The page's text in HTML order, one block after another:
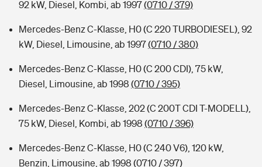
92 kW, Diesel, Kombi, ab 1997(0710 / 379)
Mercedes-Benz C-Klasse, H0 (C 220 TURBODIESEL), 92
kW, Diesel, Limousine, ab 1997(0710 / 380)
Mercedes-Benz C-Klasse, H0 (C 200 CDI), 75 kW,
Diesel, Limousine, ab 1998 (0710 / 395)
Mercedes-Benz C-Klasse, 202 (C 200T CDI T-MODELL),
75 kW, Diesel, Kombi, ab 1998 (0710 / 396)
Mercedes-Benz C-Klasse, H0 (C 240 V6), 120 kW,
Benzin, Limousine, ab 1998 (0710 / 397)